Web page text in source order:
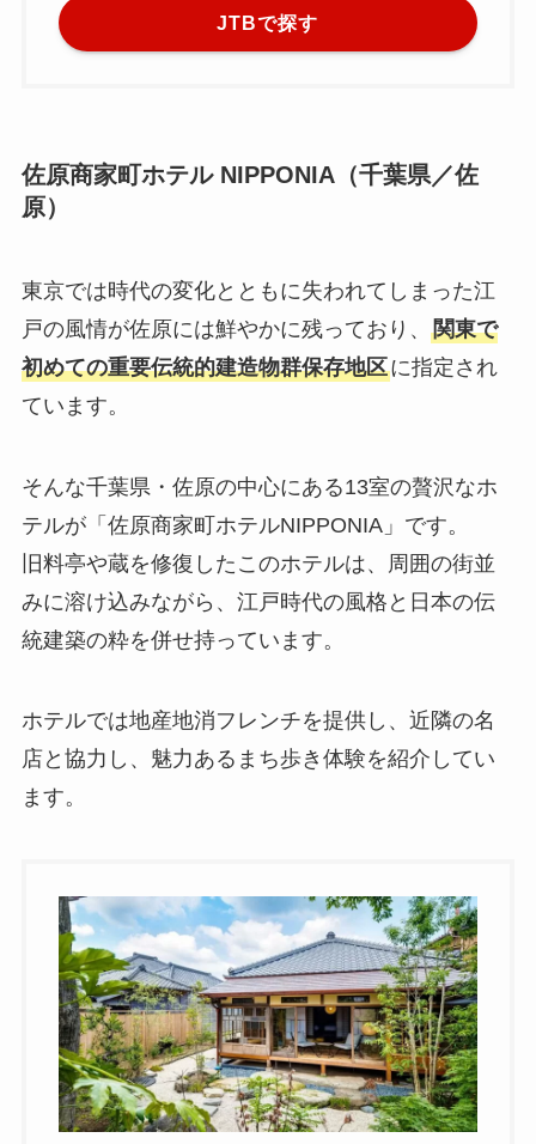
JTBで探す
佐原商家町ホテル NIPPONIA（千葉県／佐
原）
東京では時代の変化とともに失われてしまった江
戸の風情が佐原には鮮やかに残っており、 関東で
初めての重要伝統的建造物群保存地区に指定され
ています。
そんな千葉県・佐原の中心にある13室の贅沢なホ
テルが「佐原商家町ホテルNIPPONIA」です。
旧料亭や蔵を修復したこのホテルは、周囲の街並
みに溶け込みながら、江戸時代の風格と日本の伝
統建築の粋を併せ持っています。
ホテルでは地産地消フレンチを提供し、近隣の名
店と協力し、魅力あるまち歩き体験を紹介してい
ます。